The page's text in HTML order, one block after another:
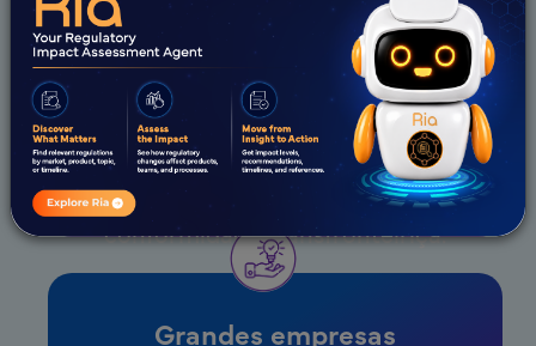
expandir para novos mercados,
fornecemos informações
regulamentares específicas para
cada mercado, estratégias de
submissão adaptadas ao contexto
local e apoio em matéria de
conformidade transfronteiriça.
Grandes empresas